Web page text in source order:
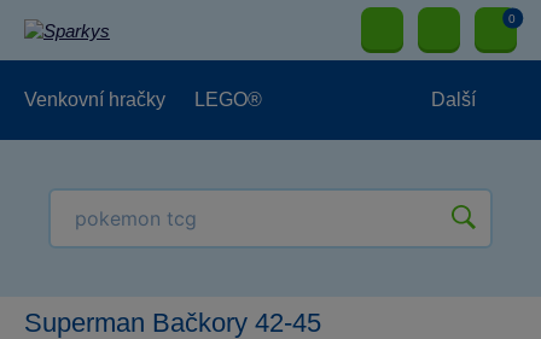
0
Venkovní hračky LEGO® Další
Superman Bačkory 42-45